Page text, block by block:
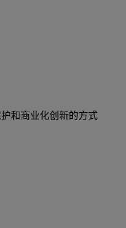
和商业化创新的方式